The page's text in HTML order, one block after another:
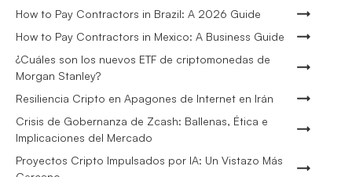
How to Pay Contractors in Brazil: A 2026 Guide
How to Pay Contractors in Mexico: A Business Guide
¿Cuáles son los nuevos ETF de criptomonedas de
Morgan Stanley?
Resiliencia Cripto en Apagones de Internet en Irán
Crisis de Gobernanza de Zcash: Ballenas, Ética e
Implicaciones del Mercado
Proyectos Cripto Impulsados por IA: Un Vistazo Más